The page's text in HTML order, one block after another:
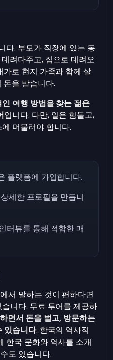
다. 부모가 직장에 있는 동
려다주고, 집으로 데려오
가로 현지 가족과 함께 살
돈을 받습니다.
여행 방법을 찾는 젊은
입니다. 다만, 일은 힘들고,
머물러야 합니다.
플랫폼에 가입합니다.
세한 프로필을 만듭니
터뷰를 통해 적합한 매
서 말하는 것이 편하다면
니다. 무료 투어를 제공하
면서 돈을 벌고, 방문하는
있습니다. 한국의 역사적
한국 문화와 역사를 소개
도 있습니다.